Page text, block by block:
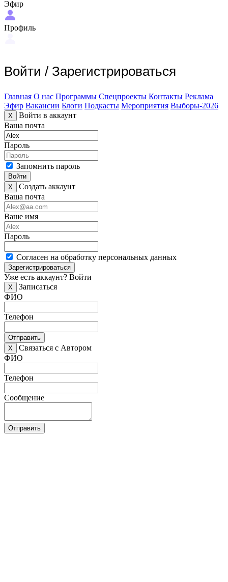
Эфир
Профиль
Войти / Зарегистрироваться
Главная О нас Программы Спецпроекты Контакты Реклама
Эфир Вакансии Блоги Подкасты Мероприятия Выборы-2026
X
Войти в аккаунт
Ваша почта
Пароль
Запомнить пароль
Войти
X
Создать аккаунт
Ваша почта
Ваше имя
Пароль
Согласен на обработку персональных данных
Зарегистрироваться
Уже есть аккаунт? Войти
X
Записаться
ФИО
Телефон
Отправить
X
Связаться с Автором
ФИО
Телефон
Сообщение
Отправить